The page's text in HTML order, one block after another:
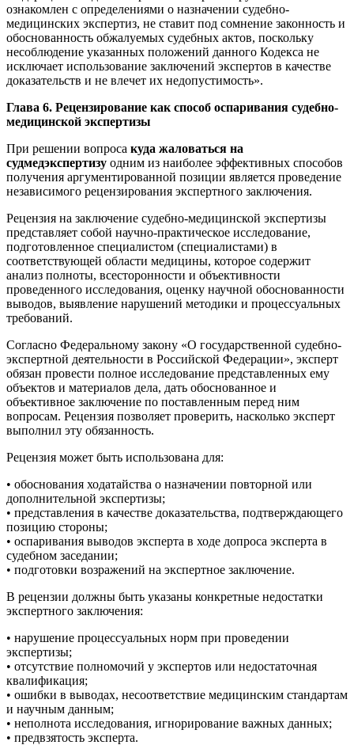
ознакомлен с определениями о назначении судебно-
медицинских экспертиз, не ставит под сомнение законность и
обоснованность обжалуемых судебных актов, поскольку
несоблюдение указанных положений данного Кодекса не
исключает использование заключений экспертов в качестве
доказательств и не влечет их недопустимость».
Глава 6. Рецензирование как способ оспаривания судебно-
медицинской экспертизы
При решении вопроса куда жаловаться на
судмедэкспертизу одним из наиболее эффективных способов
получения аргументированной позиции является проведение
независимого рецензирования экспертного заключения.
Рецензия на заключение судебно-медицинской экспертизы
представляет собой научно-практическое исследование,
подготовленное специалистом (специалистами) в
соответствующей области медицины, которое содержит
анализ полноты, всесторонности и объективности
проведенного исследования, оценку научной обоснованности
выводов, выявление нарушений методики и процессуальных
требований.
Согласно Федеральному закону «О государственной судебно-
экспертной деятельности в Российской Федерации», эксперт
обязан провести полное исследование представленных ему
объектов и материалов дела, дать обоснованное и
объективное заключение по поставленным перед ним
вопросам. Рецензия позволяет проверить, насколько эксперт
выполнил эту обязанность.
Рецензия может быть использована для:
• обоснования ходатайства о назначении повторной или
дополнительной экспертизы;
• представления в качестве доказательства, подтверждающего
позицию стороны;
• оспаривания выводов эксперта в ходе допроса эксперта в
судебном заседании;
• подготовки возражений на экспертное заключение.
В рецензии должны быть указаны конкретные недостатки
экспертного заключения:
• нарушение процессуальных норм при проведении
экспертизы;
• отсутствие полномочий у экспертов или недостаточная
квалификация;
• ошибки в выводах, несоответствие медицинским стандартам
и научным данным;
• неполнота исследования, игнорирование важных данных;
• предвзятость эксперта.